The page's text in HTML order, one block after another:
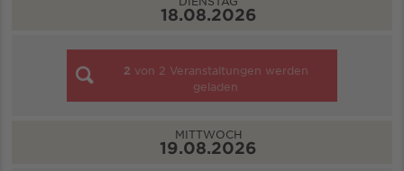
18.08.2026
2 von 2 Veranstaltungen werden
geladen
MITTWOCH
19.08.2026